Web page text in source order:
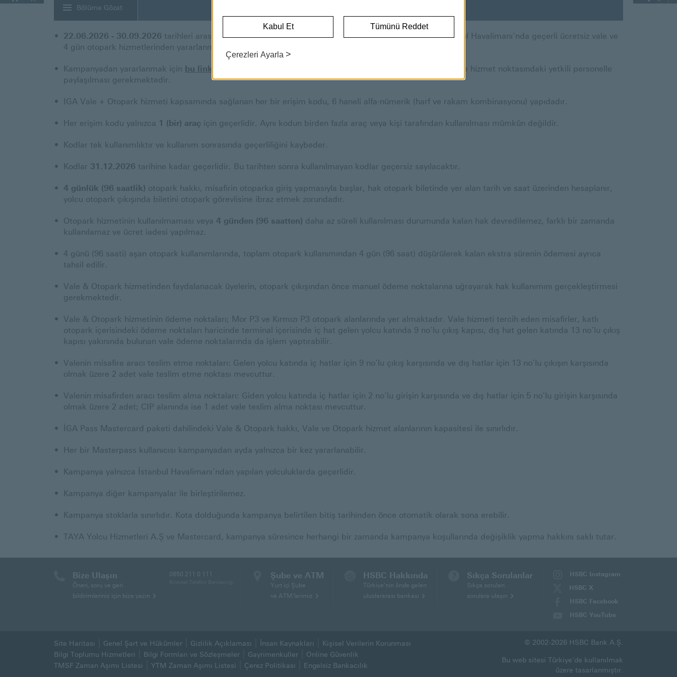
Bölüme Gözat
22.06.2026 - 30.09.2026 tarihleri arasında Türkiye’de basılmış HSBC Premier kredi kartı sahipleri İstanbul Havalimanı’nda geçerli ücretsiz vale ve
4 gün otopark hizmetlerinden yararlanmak için kampanyaya katılabilir.
Kampanyadan yararlanmak için bu linkte
bulunan ilgili kampanya sayfasından kupon kodu alınması ve vale hizmet noktasındaki yetkili personelle
paylaşılması gerekmektedir.
IGA Vale + Otopark hizmeti kapsamında sağlanan her bir erişim kodu, 6 haneli alfa-nümerik (harf ve rakam kombinasyonu) yapıdadır.
Her erişim kodu yalnızca 1 (bir) araç için geçerlidir. Aynı kodun birden fazla araç veya kişi tarafından kullanılması mümkün değildir.
Kodlar tek kullanımlıktır ve kullanım sonrasında geçerliliğini kaybeder.
Kodlar 31.12.2026 tarihine kadar geçerlidir. Bu tarihten sonra kullanılmayan kodlar geçersiz sayılacaktır.
4 günlük (96 saatlik) otopark hakkı, misafirin otoparka giriş yapmasıyla başlar, hak otopark biletinde yer alan tarih ve saat üzerinden hesaplanır,
yolcu otopark çıkışında biletini otopark görevlisine ibraz etmek zorundadır.
Otopark hizmetinin kullanılmaması veya 4 günden (96 saatten) daha az süreli kullanılması durumunda kalan hak devredilemez, farklı bir zamanda
kullanılamaz ve ücret iadesi yapılmaz.
4 günü (96 saati) aşan otopark kullanımlarında, toplam otopark kullanımından 4 gün (96 saat) düşürülerek kalan ekstra sürenin ödemesi ayrıca
tahsil edilir.
Vale & Otopark hizmetinden faydalanacak üyelerin, otopark çıkışından önce manuel ödeme noktalarına uğrayarak hak kullanımını gerçekleştirmesi
gerekmektedir.
Vale & Otopark hizmetinin ödeme noktaları; Mor P3 ve Kırmızı P3 otopark alanlarında yer almaktadır. Vale hizmeti tercih eden misafirler, katlı
otopark içerisindeki ödeme noktaları haricinde terminal içerisinde iç hat gelen yolcu katında 9 no’lu çıkış kapısı, dış hat gelen katında 13 no’lu çıkış
kapısı yakınında bulunan vale ödeme noktalarında da işlem yaptırabilir.
Valenin misafire aracı teslim etme noktaları: Gelen yolcu katında iç hatlar için 9 no’lu çıkış karşısında ve dış hatlar için 13 no’lu çıkışın karşısında
olmak üzere 2 adet vale teslim etme noktası mevcuttur.
Valenin misafirden aracı teslim alma noktaları: Giden yolcu katında iç hatlar için 2 no’lu girişin karşısında ve dış hatlar için 5 no’lu girişin karşısında
olmak üzere 2 adet; CIP alanında ise 1 adet vale teslim alma noktası mevcuttur.
İGA Pass Mastercard paketi dahilindeki Vale & Otopark hakkı, Vale ve Otopark hizmet alanlarının kapasitesi ile sınırlıdır.
Her bir Masterpass kullanıcısı kampanyadan ayda yalnızca bir kez yararlanabilir.
Kampanya yalnızca İstanbul Havalimanı’ndan yapılan yolculuklarda geçerlidir.
Kampanya diğer kampanyalar ile birleştirilemez.
Kampanya stoklarla sınırlıdır. Kota dolduğunda kampanya belirtilen bitiş tarihinden önce otomatik olarak sona erebilir.
TAYA Yolcu Hizmetleri A.Ş ve Mastercard, kampanya süresince herhangi bir zamanda kampanya koşullarında değişiklik yapma hakkını saklı tutar.
Bize Ulaşın
Öneri, soru ve geri
bildirimleriniz için bize yazın
0850 211 0 111 Şube ve ATM
Yurt içi Şube
ve ATM'lerimiz
HSBC Hakkında
Türkiye'nin önde gelen
uluslararası bankası
Sıkça Sorulanlar
Sıkça sorulan
sorulara ulaşın
HSBC Instagram
(Bu
yeni
pencerede
HSBC X
(Bu
yeni
açılacaktır)
HSBC Facebook
(Bu
pencerede
açılacaktır)
HSBC YouTube
yeni
pencerede
açılacaktır)
Site Haritası Genel Şart ve Hükümler Gizlilik Açıklaması İnsan Kaynakları
Kişisel Verilerin Korunması
Bilgi Toplumu Hizmetleri (Bu sayfa yeni pencerede açılacaktır)
Bilgi Formları ve Sözleşmeler(Bu sayfa yeni pencerede açılacaktır)
Gayrimenkuller
Online Güvenlik
TMSF Zaman Aşımı Listesi
YTM Zaman Aşımı Listesi Çerez Politikası Engelsiz Bankacılık
© 2002-2026 HSBC Bank A.Ş.
Bu web sitesi Türkiye’de kullanılmak
üzere tasarlanmıştır.
Kabul Et Tümünü Reddet
Çerezleri Ayarla >